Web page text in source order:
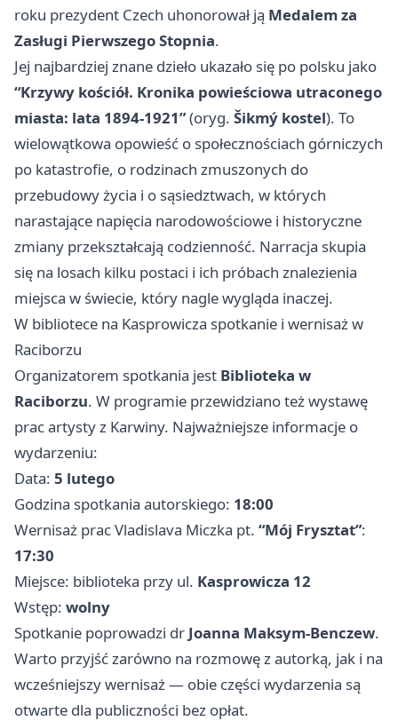
roku prezydent Czech uhonorował ją Medalem za
Zasługi Pierwszego Stopnia.
Jej najbardziej znane dzieło ukazało się po polsku jako
“Krzywy kościół. Kronika powieściowa utraconego
miasta: lata 1894-1921”(oryg. Šikmý kostel). To
wielowątkowa opowieść o społecznościach górniczych
po katastrofie, o rodzinach zmuszonych do
przebudowy życia i o sąsiedztwach, w których
narastające napięcia narodowościowe i historyczne
zmiany przekształcają codzienność. Narracja skupia
się na losach kilku postaci i ich próbach znalezienia
miejsca w świecie, który nagle wygląda inaczej.
W bibliotece na Kasprowicza spotkanie i wernisaż w
Raciborzu
Organizatorem spotkania jest Biblioteka w
Raciborzu. W programie przewidziano też wystawę
prac artysty z Karwiny. Najważniejsze informacje o
wydarzeniu:
Data: 5 lutego
Godzina spotkania autorskiego: 18:00
Wernisaż prac Vladislava Miczka pt. “Mój Frysztat”:
17:30
Miejsce: biblioteka przy ul. Kasprowicza 12
Wstęp: wolny
Spotkanie poprowadzi dr Joanna Maksym-Benczew.
Warto przyjść zarówno na rozmowę z autorką, jak i na
wcześniejszy wernisaż — obie części wydarzenia są
otwarte dla publiczności bez opłat.